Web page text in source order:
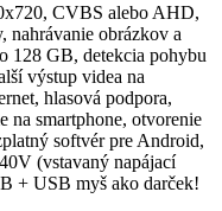
CVBS alebo AHD,
nahrávanie obrázkov a
128 GB, detekcia pohybu
výstup videa na
hlasová podpora,
na smartphone, otvorenie
softvér pre Android,
(vstavaný napájací
+ USB myš ako darček!